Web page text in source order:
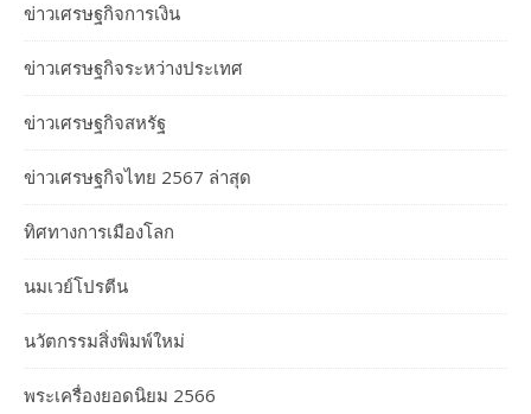
ข่าวเศรษฐกิจการเงิน
ข่าวเศรษฐกิจระหว่างประเทศ
ข่าวเศรษฐกิจสหรัฐ
ข่าวเศรษฐกิจไทย 2567 ล่าสุด
ทิศทางการเมืองโลก
นมเวย์โปรตีน
นวัตกรรมสิ่งพิมพ์ใหม่
พระเครื่องยอดนิยม 2566